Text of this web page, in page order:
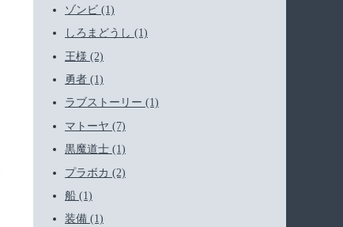
ゾンビ (1)
しろまどうし (1)
王様 (2)
勇者 (1)
ラブストーリー (1)
マトーヤ (7)
黒魔道士 (1)
プラボカ (2)
船 (1)
装備 (1)